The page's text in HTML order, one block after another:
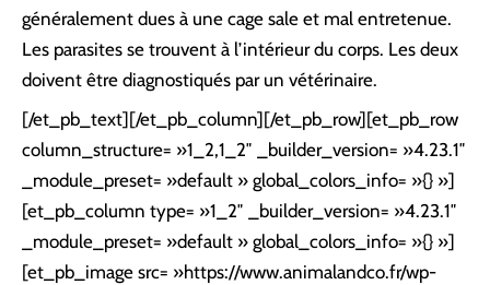
généralement dues à une cage sale et mal entretenue.
Les parasites se trouvent à l’intérieur du corps. Les deux
doivent être diagnostiqués par un vétérinaire.
[/et_pb_text][/et_pb_column][/et_pb_row][et_pb_row
column_structure= »1_2,1_2″ _builder_version= »4.23.1″
_module_preset= »default » global_colors_info= »{} »]
[et_pb_column type= »1_2″ _builder_version= »4.23.1″
_module_preset= »default » global_colors_info= »{} »]
[et_pb_image src= »https://www.animalandco.fr/wp-